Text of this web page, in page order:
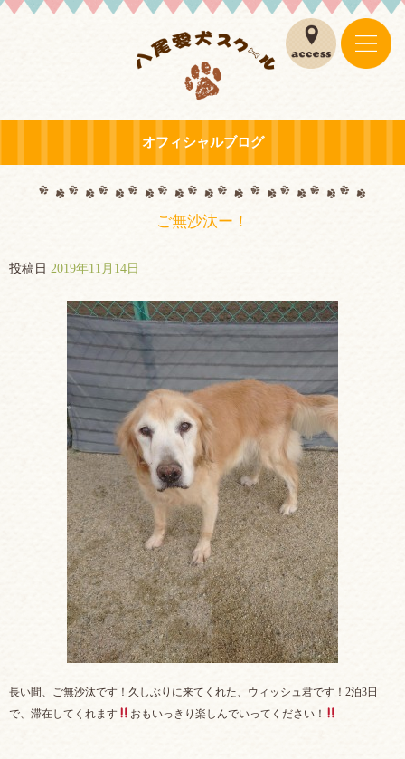
オフィシャルブログ
ご無沙汰ー！
投稿日 2019年11月14日
長い間、ご無沙汰です！久しぶりに来てくれた、ウィッシュ君です！2泊3日
で、滞在してくれます
おもいっきり楽しんでいってください！